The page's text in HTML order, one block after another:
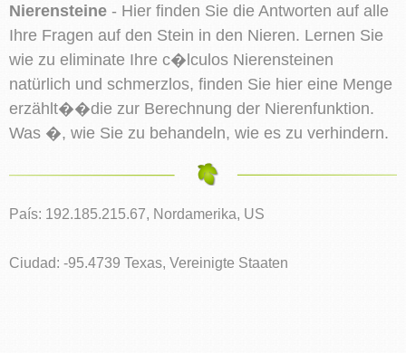
Nierensteine - Hier finden Sie die Antworten auf alle
Ihre Fragen auf den Stein in den Nieren. Lernen Sie
wie zu eliminate Ihre c�lculos Nierensteinen
natürlich und schmerzlos, finden Sie hier eine Menge
erzählt��die zur Berechnung der Nierenfunktion.
Was �, wie Sie zu behandeln, wie es zu verhindern.
País: 192.185.215.67, Nordamerika, US
Ciudad: -95.4739 Texas, Vereinigte Staaten